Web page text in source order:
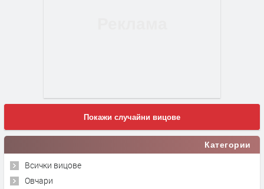
Покажи случайни вицове
Категории
Всички вицове
Овчари